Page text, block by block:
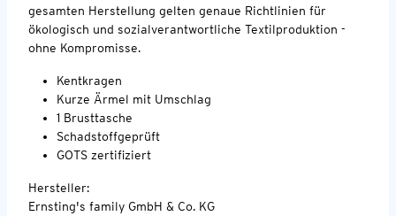
gesamten Herstellung gelten genaue Richtlinien für
ökologisch und sozialverantwortliche Textilproduktion -
ohne Kompromisse.
Kentkragen
Kurze Ärmel mit Umschlag
1 Brusttasche
Schadstoffgeprüft
GOTS zertifiziert
Hersteller:
Ernsting's family GmbH & Co. KG